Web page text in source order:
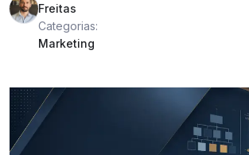
Freitas
Categorias:
Marketing